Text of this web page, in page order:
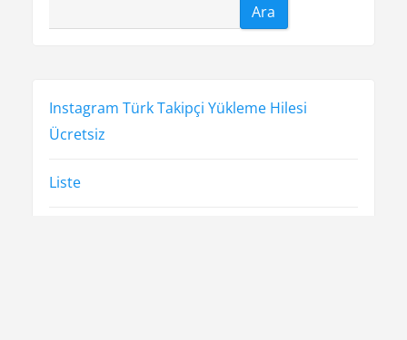
Ara
Instagram Türk Takipçi Yükleme Hilesi
Ücretsiz
Liste